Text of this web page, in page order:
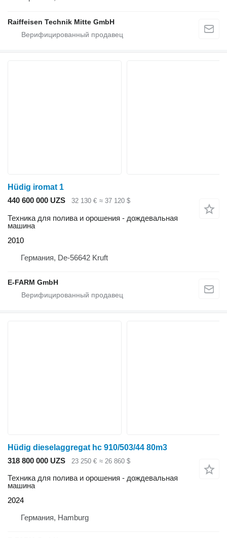
Raiffeisen Technik Mitte GmbH
Hüdig iromat 1
440 600 000 UZS
32 130 € ≈ 37 120 $
Техника для полива и орошения - дождевальная
машина
2010
Германия, De-56642 Kruft
E-FARM GmbH
Hüdig dieselaggregat hc 910/503/44 80m3
318 800 000 UZS
23 250 € ≈ 26 860 $
Техника для полива и орошения - дождевальная
машина
2024
Германия, Hamburg